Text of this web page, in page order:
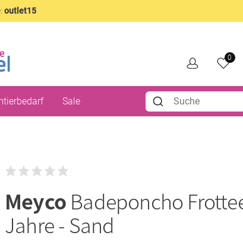
outlet15
0
Sale
Meyco Badeponcho
Jahre - Sand